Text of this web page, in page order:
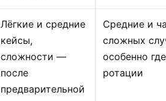
Лёгкие и средние
кейсы,
сложности —
после
предварительной
Средние и
сложных
особенно
ротации